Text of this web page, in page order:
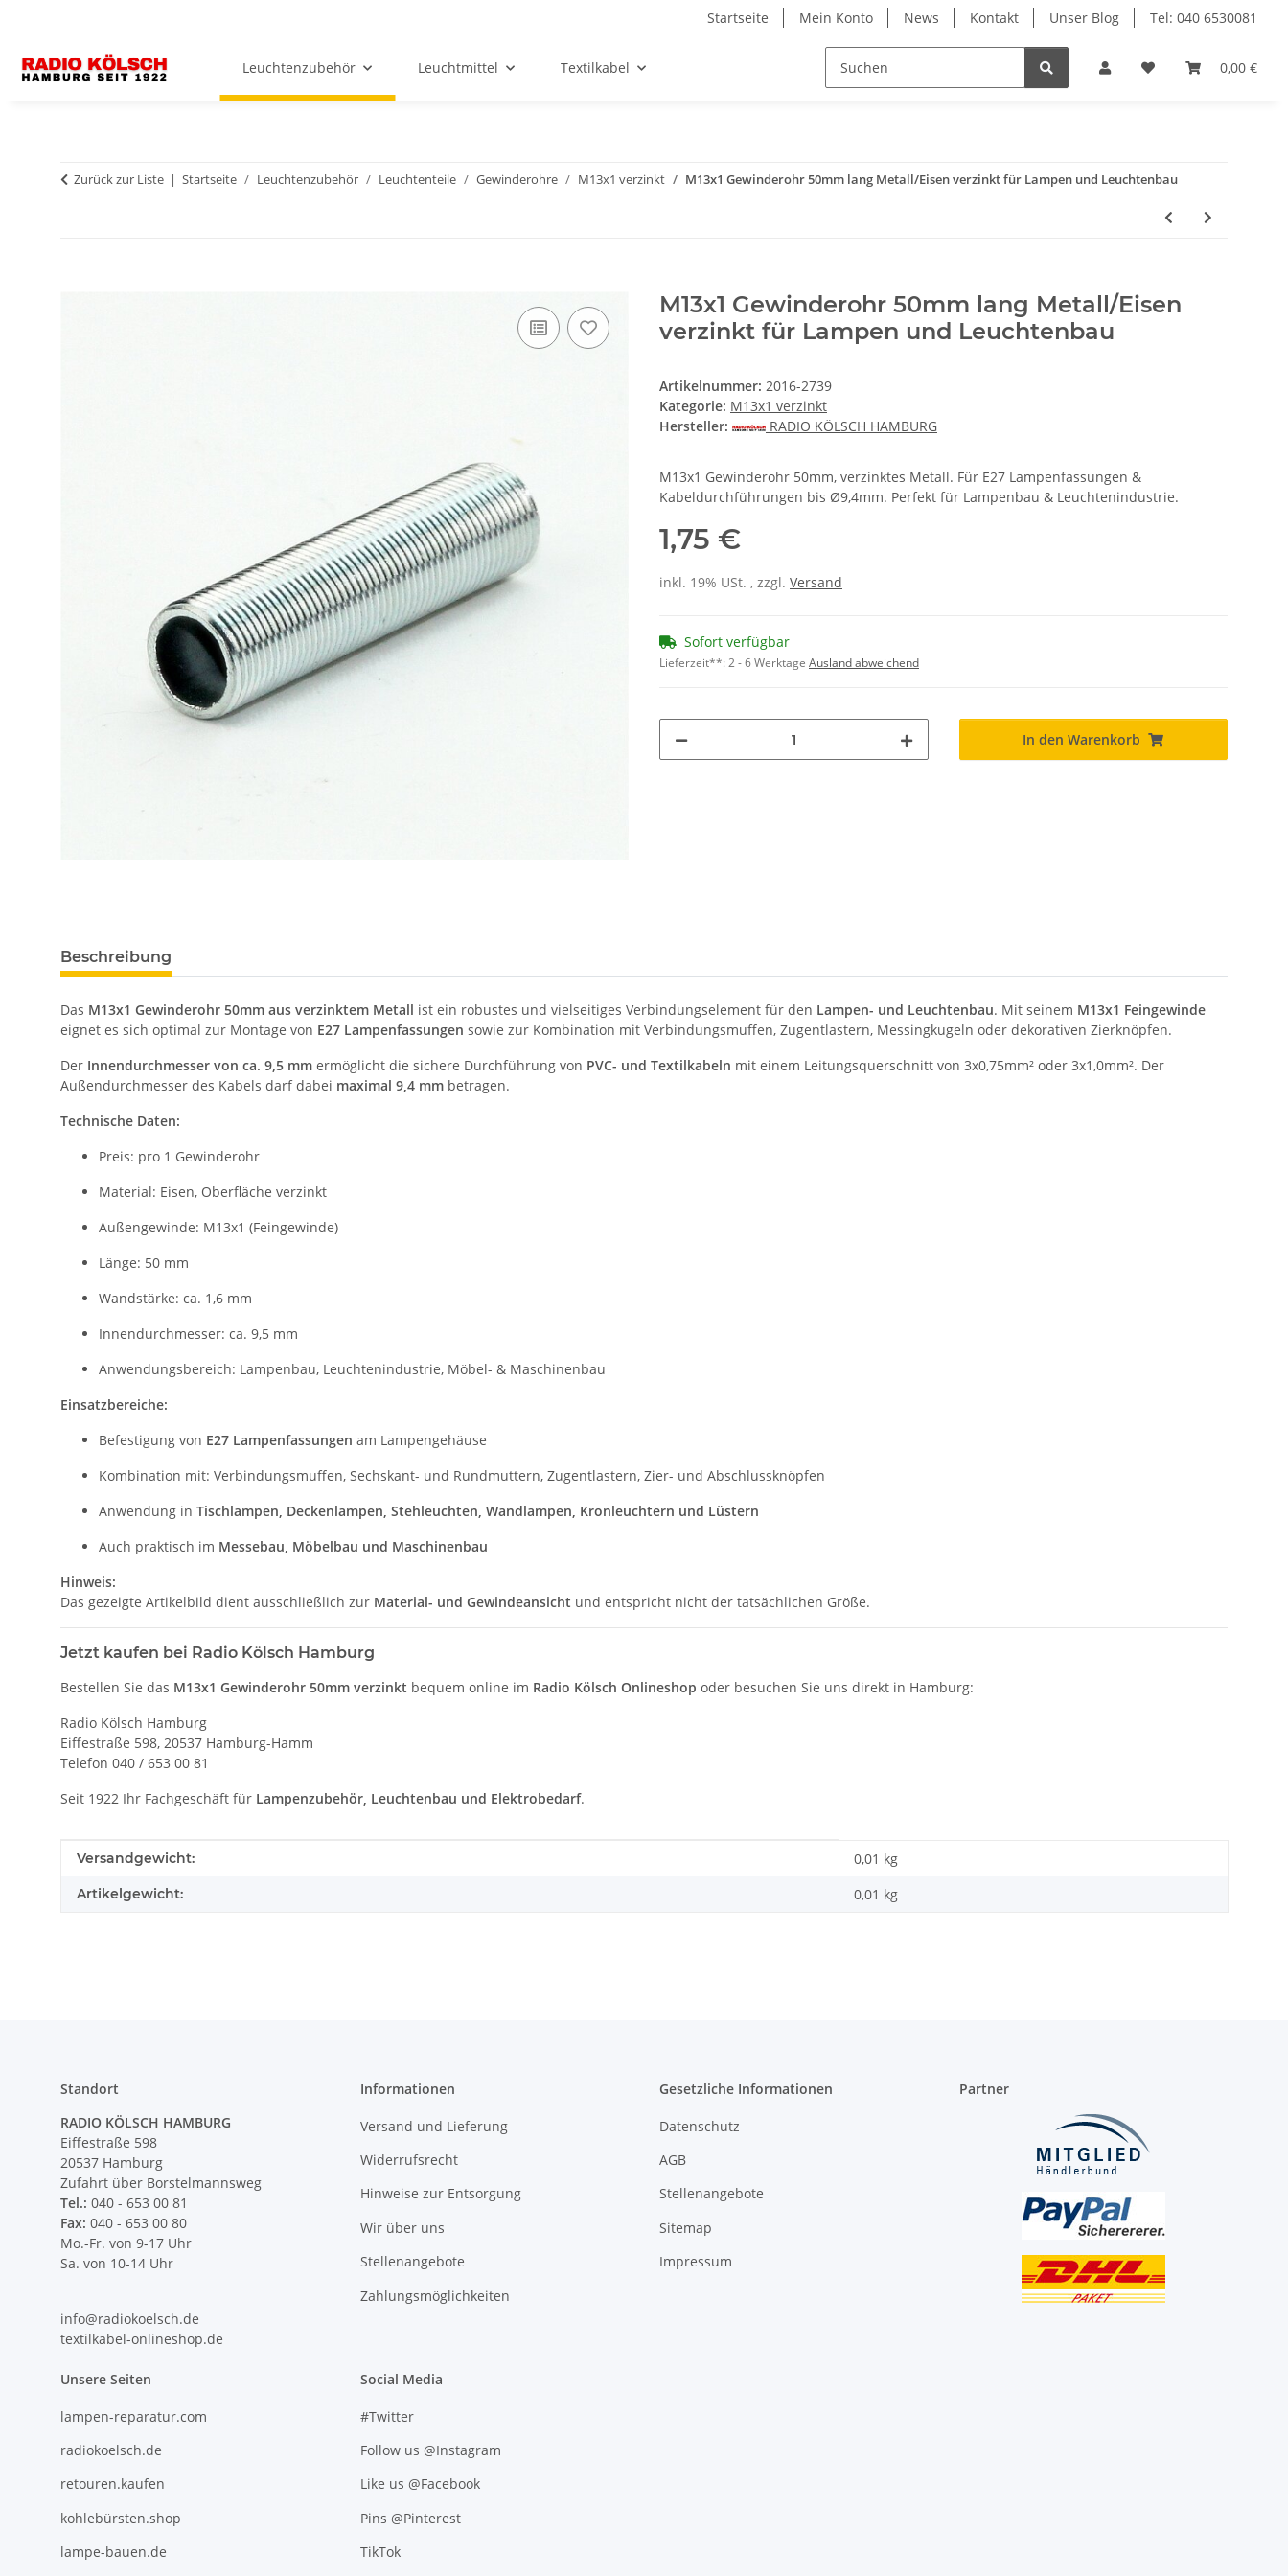
Startseite Mein Konto News Kontakt Unser Blog Tel: 040 6530081
0,00 €
Leuchtenzubehör Leuchtmittel Textilkabel
Zurück zur Liste Startseite Leuchtenzubehör Leuchtenteile Gewinderohre M13x1 verzinkt M13x1 Gewinderohr 50mm lang Metall/Eisen verzinkt für Lampen und Leuchtenbau
M13x1 Gewinderohr 50mm lang Metall/Eisen
verzinkt für Lampen und Leuchtenbau
Artikelnummer: 2016-2739
Kategorie: M13x1 verzinkt
Hersteller:
RADIO KÖLSCH HAMBURG
M13x1 Gewinderohr 50mm, verzinktes Metall. Für E27 Lampenfassungen &
Kabeldurchführungen bis Ø9,4mm. Perfekt für Lampenbau & Leuchtenindustrie.
1,75 €
inkl. 19% USt. , zzgl. Versand
Sofort verfügbar
Lieferzeit**:2 - 6 Werktage Ausland abweichend
In den Warenkorb
Beschreibung
Das M13x1 Gewinderohr 50mm aus verzinktem Metall ist ein robustes und vielseitiges Verbindungselement für den Lampen- und Leuchtenbau. Mit seinem M13x1 Feingewinde
eignet es sich optimal zur Montage von E27 Lampenfassungen sowie zur Kombination mit Verbindungsmuffen, Zugentlastern, Messingkugeln oder dekorativen Zierknöpfen.
Der Innendurchmesser von ca. 9,5 mm ermöglicht die sichere Durchführung von PVC- und Textilkabeln mit einem Leitungsquerschnitt von 3x0,75mm² oder 3x1,0mm². Der
Außendurchmesser des Kabels darf dabei maximal 9,4 mm betragen.
Technische Daten:
Preis: pro 1 Gewinderohr
Material: Eisen, Oberfläche verzinkt
Außengewinde: M13x1 (Feingewinde)
Länge: 50 mm
Wandstärke: ca. 1,6 mm
Innendurchmesser: ca. 9,5 mm
Anwendungsbereich: Lampenbau, Leuchtenindustrie, Möbel- & Maschinenbau
Einsatzbereiche:
Befestigung von E27 Lampenfassungen am Lampengehäuse
Kombination mit: Verbindungsmuffen, Sechskant- und Rundmuttern, Zugentlastern, Zier- und Abschlussknöpfen
Anwendung in Tischlampen, Deckenlampen, Stehleuchten, Wandlampen, Kronleuchtern und Lüstern
Auch praktisch im Messebau, Möbelbau und Maschinenbau
Hinweis:
Das gezeigte Artikelbild dient ausschließlich zur Material- und Gewindeansicht und entspricht nicht der tatsächlichen Größe.
Jetzt kaufen bei Radio Kölsch Hamburg
Bestellen Sie das M13x1 Gewinderohr 50mm verzinkt bequem online im Radio Kölsch Onlineshop oder besuchen Sie uns direkt in Hamburg:
Radio Kölsch Hamburg
Eiffestraße 598, 20537 Hamburg-Hamm
Telefon 040 / 653 00 81
Seit 1922 Ihr Fachgeschäft für Lampenzubehör, Leuchtenbau und Elektrobedarf.
Produkteigenschaft
Wert
Versandgewicht: 0,01 kg
Artikelgewicht: 0,01 kg
Standort
RADIO KÖLSCH HAMBURG
Eiffestraße 598
20537 Hamburg
Zufahrt über Borstelmannsweg
Tel.: 040 - 653 00 81
Fax: 040 - 653 00 80
Mo.-Fr. von 9-17 Uhr
Sa. von 10-14 Uhr
info@radiokoelsch.de
textilkabel-onlineshop.de
Informationen
Versand und Lieferung
Widerrufsrecht
Hinweise zur Entsorgung
Wir über uns
Stellenangebote
Zahlungsmöglichkeiten
Gesetzliche Informationen
Datenschutz
AGB
Stellenangebote
Sitemap
Impressum
Partner
Unsere Seiten
lampen-reparatur.com
radiokoelsch.de
retouren.kaufen
kohlebürsten.shop
lampe-bauen.de
Social Media
#Twitter
Follow us @Instagram
Like us @Facebook
Pins @Pinterest
TikTok